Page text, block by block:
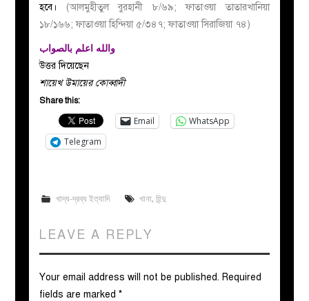
হবে। (আলমুহীতুল বুরহানী ৮/৬৯; ফাতাওয়া তাতারখানিয়া
১৮/১৬৬; ফাতাওয়া হিন্দিয়া ৫/৩৪৭; ফাতাওয়া সিরাজিয়া ৭৪)
والله اعلم بالصواب
উত্তর দিয়েছেন
শায়েখ উমায়ের কোব্বাদী
Share this:
Email
WhatsApp
Telegram
খাদ্য-দ্রব্য ইত্যাদি খানা, হিন্দু
LEAVE A REPLY
Your email address will not be published. Required
fields are marked*